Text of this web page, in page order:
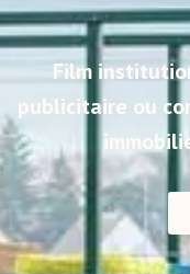
Film
publicitaire ou